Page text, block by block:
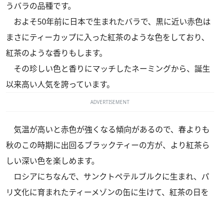
うバラの品種です。
およそ50年前に日本で生まれたバラで、黒に近い赤色は
まさにティーカップに入った紅茶のような色をしており、
紅茶のような香りもします。
その珍しい色と香りにマッチしたネーミングから、誕生
以来高い人気を誇っています。
ADVERTISEMENT
気温が高いと赤色が強くなる傾向があるので、春よりも
秋のこの時期に出回るブラックティーの方が、より紅茶ら
しい深い色を楽しめます。
ロシアにちなんで、サンクトペテルブルクに生まれ、パ
リ文化に育まれたティーメゾンの缶に生けて、紅茶の日を